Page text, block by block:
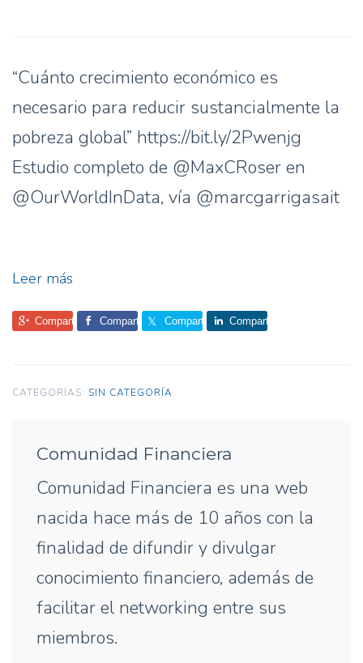
“Cuánto crecimiento económico es
necesario para reducir sustancialmente la
pobreza global” https://bit.ly/2Pwenjg
Estudio completo de @MaxCRoser en
@OurWorldInData, vía @marcgarrigasait
Leer más
“Cuánto
es
para
sustancialmente
la
pobreza
global”
Comparte Comparte Comparte Comparte
CATEGORÍAS: SIN CATEGORÍA
Comunidad Financiera
Comunidad Financiera es una web
nacida hace más de 10 años con la
finalidad de difundir y divulgar
conocimiento financiero, además de
facilitar el networking entre sus
miembros.